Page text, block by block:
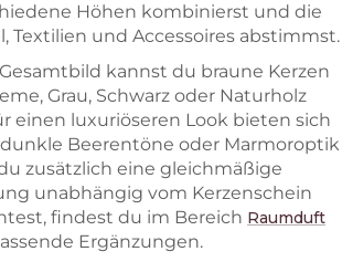
Höhen kombinierst und die
Textilien und Accessoires abstimmst.
kannst du braune Kerzen
Grau, Schwarz oder Naturholz
einen luxuriöseren Look bieten sich
dunkle Beerentöne oder Marmoroptik
zusätzlich eine gleichmäßige
unabhängig vom Kerzenschein
findest du im Bereich Raumduft
Ergänzungen.